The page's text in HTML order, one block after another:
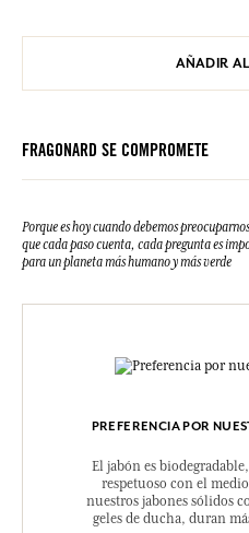
AÑADIR
FRAGONARD SE COMPROMETE
Porque es hoy cuando debemos
que cada paso cuenta, cada pregunta es
para un planeta más humano y más verde
PREFERENCIA POR
El jabón es
respetuoso con el
nuestros jabones sólidos
geles de ducha, duran